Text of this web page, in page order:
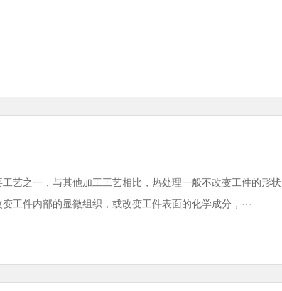
艺之一，与其他加工工艺相比，热处理一般不改变工件的形状
工件内部的显微组织，或改变工件表面的化学成分，···...